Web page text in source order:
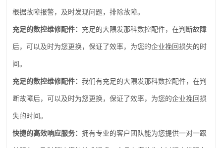
根据故障报警，及时发现问题，排除故障。
充足的数控维修配件： 充足的大隈发那科数控配件，在判断故障
后，可以及时为您更换，保证了效率，为您的企业挽回损失的时
间。
充足的数控维修配件： 我们有充足的大隈发那科数控配件，在判
断故障后，可以及时为您更换，保证了效率，为您的企业挽回损
失的时间。
快捷的高效响应服务： 拥有专业的客户团队能为您提供一对一跟